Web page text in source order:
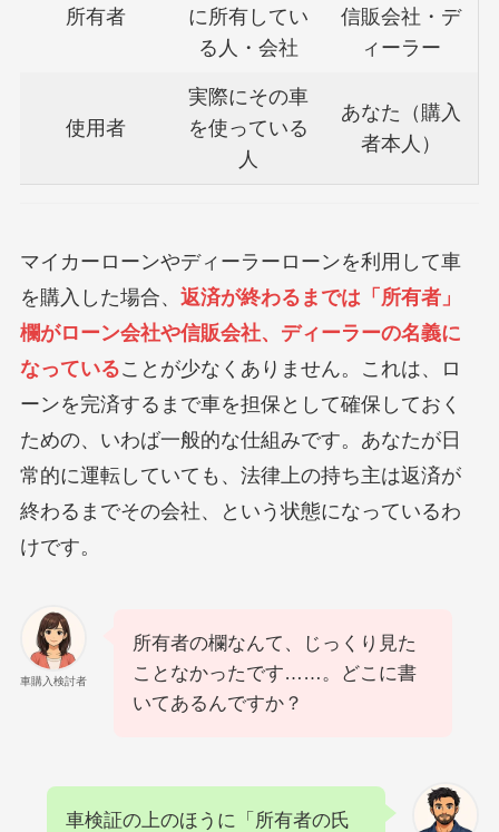
所有者
に所有してい
る人・会社
信販会社・デ
ィーラー
使用者
実際にその車
を使っている
人
あなた（購入
者本人）
マイカーローンやディーラーローンを利用して車
を購入した場合、 返済が終わるまでは「所有者」
欄がローン会社や信販会社、ディーラーの名義に
なっていることが少なくありません。これは、ロ
ーンを完済するまで車を担保として確保しておく
ための、いわば一般的な仕組みです。あなたが日
常的に運転していても、法律上の持ち主は返済が
終わるまでその会社、という状態になっているわ
けです。
車購入検討者
所有者の欄なんて、じっくり見た
ことなかったです……。どこに書
いてあるんですか？
車検証の上のほうに「所有者の氏